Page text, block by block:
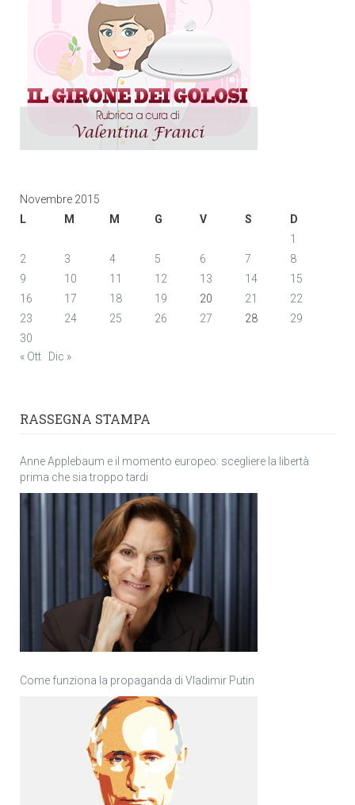
Novembre 2015
L
M M G V S
D
1
2
3 4 5 6 7
8
9
10 11 12 13 14
15
16
17 18 19 20 21
22
23
24 25 26 27 28
29
30
« Ott
Dic »
RASSEGNA STAMPA
Anne Applebaum e il momento europeo: scegliere la libertà
prima che sia troppo tardi
Come funziona la propaganda di Vladimir Putin